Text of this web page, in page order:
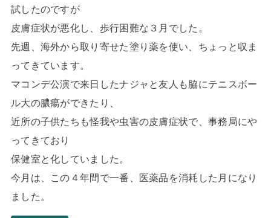
試したのですが
皮膚症状が悪化し、歩行困難な３月でした。
先週、海外から取り寄せた塗り薬を使い、 ちょっと収ま
ってきています。
マコンデ公演で来日したナジャと友人も脇にテニスボー
ル大の膿瘍ができたり、
近所の子供たちも怪我や虫害の皮膚症状で、 事務局にや
ってきており
保健室と化していました。
今月は、この４年間で一番、医薬品を消耗した月になり
ました。